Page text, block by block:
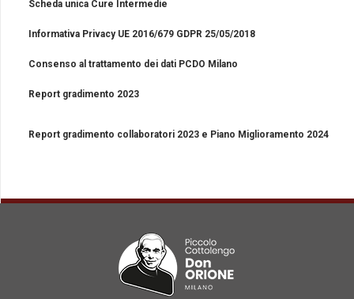
Scheda unica Cure Intermedie
Informativa Privacy UE 2016/679 GDPR 25/05/2018
Consenso al trattamento dei dati PCDO Milano
Report gradimento 2023
Report gradimento collaboratori 2023 e Piano Miglioramento 2024